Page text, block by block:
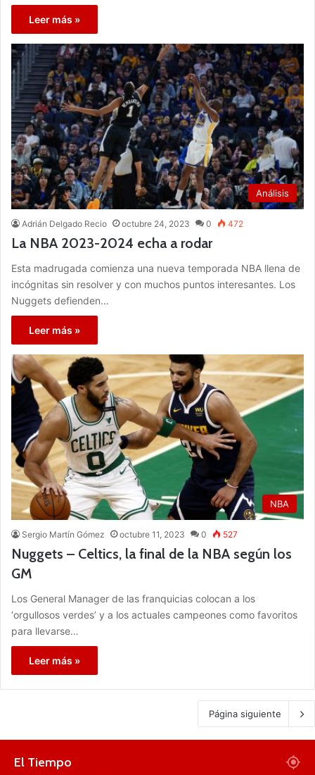
Leer más »
Análisis
Adrián Delgado Recio octubre 24, 2023 0 472
La NBA 2023-2024 echa a rodar
Esta madrugada comienza una nueva temporada NBA llena de
incógnitas sin resolver y con muchos puntos interesantes. Los
Nuggets defienden…
Leer más »
NBA
Sergio Martín Gómez octubre 11, 2023 0 527
Nuggets – Celtics, la final de la NBA según los
GM
Los General Manager de las franquicias colocan a los
‘orgullosos verdes’ y a los actuales campeones como favoritos
para llevarse…
Leer más »
Página siguiente
El Tiempo